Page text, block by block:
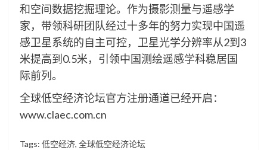
和空间数据挖掘理论。作为摄影测量与遥感学
家，带领科研团队经过十多年的努力实现中国遥
感卫星系统的自主可控，卫星光学分辨率从2到3
米提高到0.5米，引领中国测绘遥感学科稳居国
际前列。
全球低空经济论坛官方注册通道已经开启：
www.claec.com.cn
Tags: 低空经济, 全球低空经济论坛